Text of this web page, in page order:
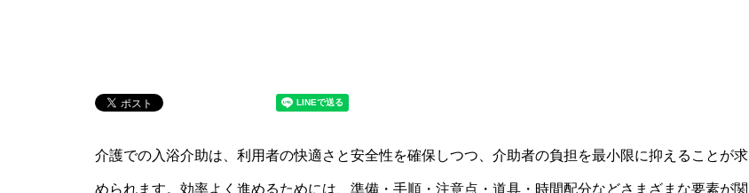
介護での入浴介助は、利用者の快適さと安全性を確保しつつ、介助者の負担を最小限に抑えることが求
められます。効率よく進めるためには、準備・手順・注意点・道具・時間配分などさまざまな要素が関